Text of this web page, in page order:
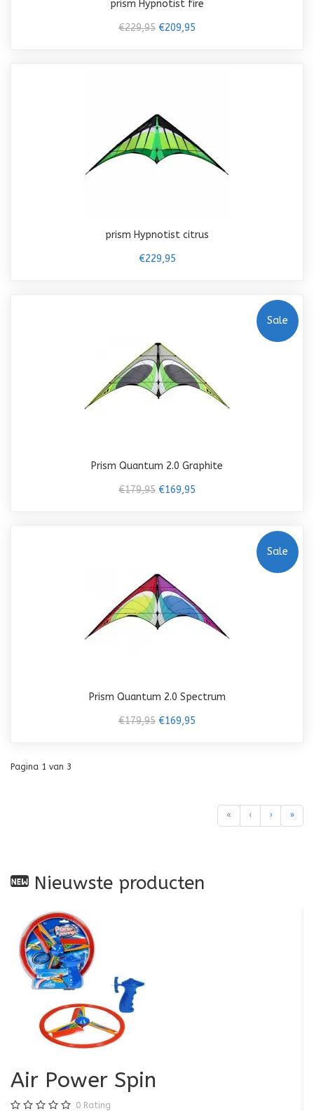
prism Hypnotist fire
€229,95 €209,95
prism Hypnotist citrus
€229,95
Sale
Prism Quantum 2.0 Graphite
€179,95 €169,95
Sale
Prism Quantum 2.0 Spectrum
€179,95 €169,95
Pagina 1 van 3
« ‹ › »
Nieuwste producten
Air Power Spin
0 Rating